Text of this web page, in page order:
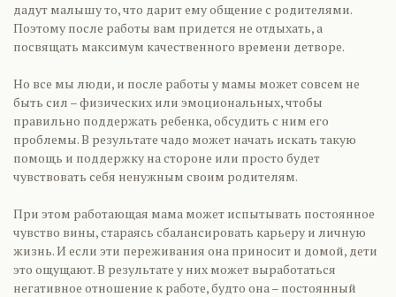
дадут малышу то, что дарит ему общение с родителями.
Поэтому после работы вам придется не отдыхать, а
посвящать максимум качественного времени детворе.
Но все мы люди, и после работы у мамы может совсем не
быть сил – физических или эмоциональных, чтобы
правильно поддержать ребенка, обсудить с ним его
проблемы. В результате чадо может начать искать такую
помощь и поддержку на стороне или просто будет
чувствовать себя ненужным своим родителям.
При этом работающая мама может испытывать постоянное
чувство вины, стараясь сбалансировать карьеру и личную
жизнь. И если эти переживания она приносит и домой, дети
это ощущают. В результате у них может выработаться
негативное отношение к работе, будто она – постоянный